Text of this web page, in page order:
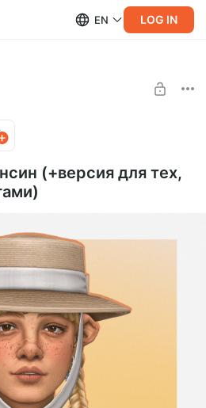
EN LOG IN
(+версия для тех,